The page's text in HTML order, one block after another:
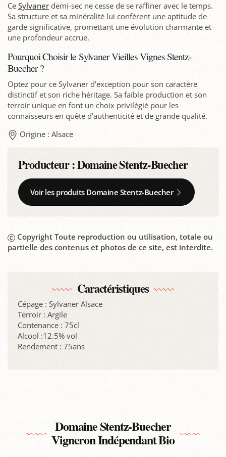
Ce Sylvaner demi-sec ne cesse de se raffiner avec le temps.
Sa structure et sa minéralité lui confèrent une aptitude de
garde significative, promettant une évolution charmante et
une profondeur accrue.
Pourquoi Choisir le Sylvaner Vieilles Vignes Stentz-
Buecher ?
Optez pour ce Sylvaner d'exception pour son caractère
distinctif et son riche héritage. Sa faible production et son
terroir unique en font un choix privilégié pour les
connaisseurs en quête d'authenticité et de grande qualité.
Origine : Alsace
Producteur :Domaine Stentz-Buecher
Voir les produits Domaine Stentz-Buecher
Copyright Toute reproduction ou utilisation, totale ou
partielle des contenus et photos de ce site, est interdite.
Caractéristiques
Cépage : Sylvaner Alsace
Terroir : Argile
Contenance : 75cl
Alcool :12.5% vol
Rendement : 75ans
Domaine Stentz-Buecher
Vigneron Indépendant Bio